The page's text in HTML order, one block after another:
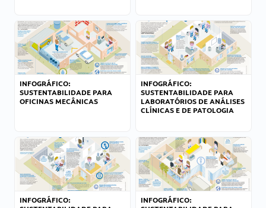
INFOGRÁFICO:
SUSTENTABILIDADE PARA
OFICINAS MECÂNICAS
INFOGRÁFICO:
SUSTENTABILIDADE PARA
LABORATÓRIOS DE ANÁLISES
CLÍNICAS E DE PATOLOGIA
INFOGRÁFICO:
INFOGRÁFICO: